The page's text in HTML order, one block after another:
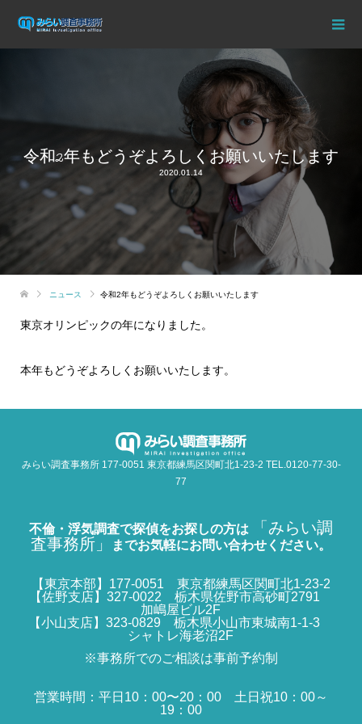
令和2年もどうぞよろしくお願いいたします
2020.01.14
ニュース 令和2年もどうぞよろしくお願いいたします
東京オリンピックの年になりました。
本年もどうぞよろしくお願いいたします。
みらい調査事務所 177-0051 東京都練馬区関町北1-23-2 TEL.0120-77-30-
77
不倫・浮気調査で探偵をお探しの方は
「みらい調
査事務所」
までお気軽にお問い合わせください。
【東京本部】177-0051 東京都練馬区関町北1-23-2
【佐野支店】327-0022 栃木県佐野市高砂町2791
加嶋屋ビル2F
【小山支店】323-0829 栃木県小山市東城南1-1-3
シャトレ海老沼2F
※事務所でのご相談は事前予約制
営業時間：平日10：00〜20：00 土日祝10：00～
19：00